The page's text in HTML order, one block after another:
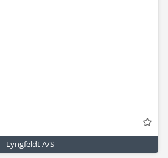
Lyngfeldt A/S